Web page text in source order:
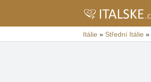
Itálie » Střední Itálie »